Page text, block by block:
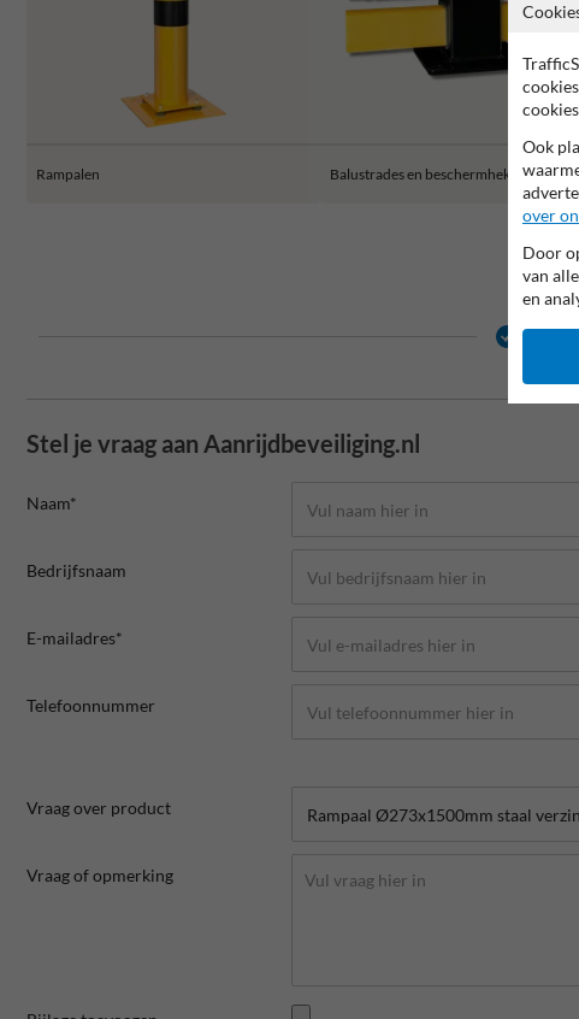
Rampalen Balustrades en beschermhekken
2 jaar
Stel je vraag aan Aanrijdbeveiliging.nl
Naam*
Bedrijfsnaam
E-mailadres*
Telefoonnummer
Vraag over product
Vraag of opmerking
Ook
over
Door
van
en